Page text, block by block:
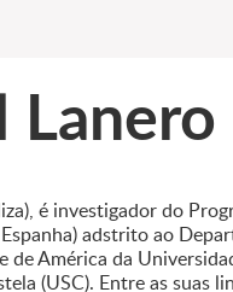
Lanero
é investigador do
adstrito ao
de América da
(USC). Entre as suas